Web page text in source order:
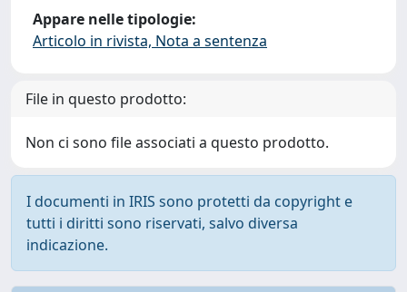
Appare nelle tipologie:
Articolo in rivista, Nota a sentenza
File in questo prodotto:
Non ci sono file associati a questo prodotto.
I documenti in IRIS sono protetti da copyright e
tutti i diritti sono riservati, salvo diversa
indicazione.